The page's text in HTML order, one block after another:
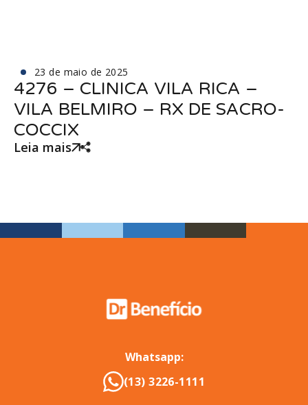
23 de maio de 2025
4276 – CLINICA VILA RICA –
VILA BELMIRO – RX DE SACRO-
COCCIX
Leia mais
Whatsapp:
(13) 3226-1111